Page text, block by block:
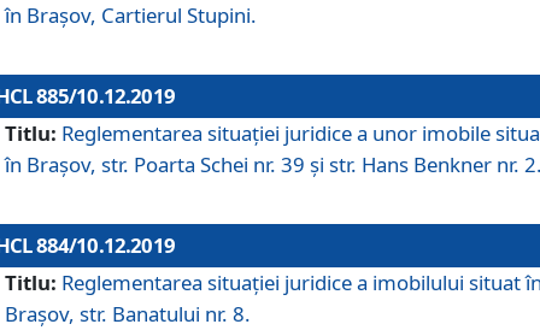
în Braşov, Cartierul Stupini.
885/10.12.2019
Titlu: Reglementarea situației juridice a unor imobile
în Brașov, str. Poarta Schei nr. 39 și str. Hans Benkner nr.
884/10.12.2019
Titlu: Reglementarea situației juridice a imobilului situat
Brașov, str. Banatului nr. 8.